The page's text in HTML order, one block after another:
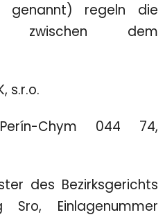
genannt) regeln die
zwischen dem
s.r.o.
Chym 044 74,
des Bezirksgerichts
Einlagenummer